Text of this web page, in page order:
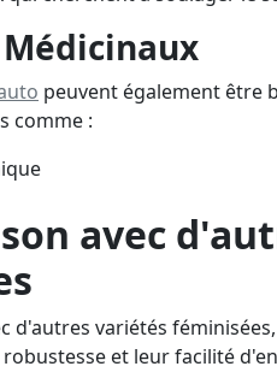
peuvent également être
comme :
avec
d'autres variétés
et leur facilité